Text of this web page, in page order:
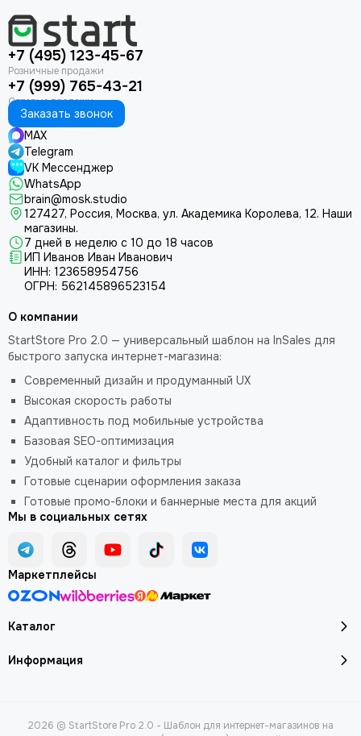
+7 (495) 123-45-67
+7 (999) 765-43-21
Заказать звонок
MAX
Telegram
VK Мессенджер
WhatsApp
brain@mosk.studio
127427, Россия, Москва, ул. Академика Королева, 12. Наши
магазины.
7 дней в неделю с 10 до 18 часов
ИП Иванов Иван Иванович
ИНН: 123658954756
ОГРН: 562145896523154
Каталог
Информация
О компании
StartStore Pro 2.0 — универсальный шаблон на InSales для
быстрого запуска интернет-магазина:
Современный дизайн и продуманный UX
Высокая скорость работы
Адаптивность под мобильные устройства
Базовая SEO-оптимизация
Удобный каталог и фильтры
Готовые сценарии оформления заказа
Готовые промо-блоки и баннерные места для акций
Мы в социальных сетях
Маркетплейсы
2026 © StartStore Pro 2.0 - Шаблон для интернет-магазинов на